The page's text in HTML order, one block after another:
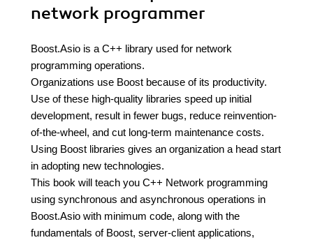
network programmer
Boost.Asio is a C++ library used for network
programming operations.
Organizations use Boost because of its productivity.
Use of these high-quality libraries speed up initial
development, result in fewer bugs, reduce reinvention-
of-the-wheel, and cut long-term maintenance costs.
Using Boost libraries gives an organization a head start
in adopting new technologies.
This book will teach you C++ Network programming
using synchronous and asynchronous operations in
Boost.Asio with minimum code, along with the
fundamentals of Boost, server-client applications,